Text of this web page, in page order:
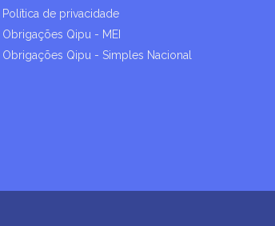
Política de privacidade
Obrigações Qipu - MEI
Obrigações Qipu - Simples Nacional